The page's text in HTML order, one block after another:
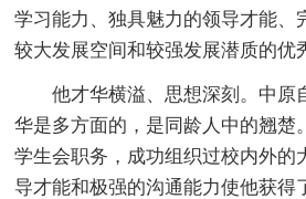
学习能力、独具魅力的领导才能、
较大发展空间和较强发展潜质的优
他才华横溢、思想深刻。中原
华是多方面的，是同龄人中的翘楚
学生会职务，成功组织过校内外的
导才能和极强的沟通能力使他获得